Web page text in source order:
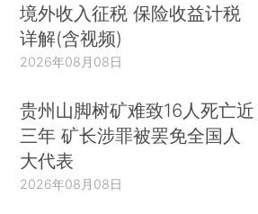
境外收入征税 保险收益计税
详解(含视频)
2026年08月08日
贵州山脚树矿难致16人死亡近
三年 矿长涉罪被罢免全国人
大代表
2026年08月08日